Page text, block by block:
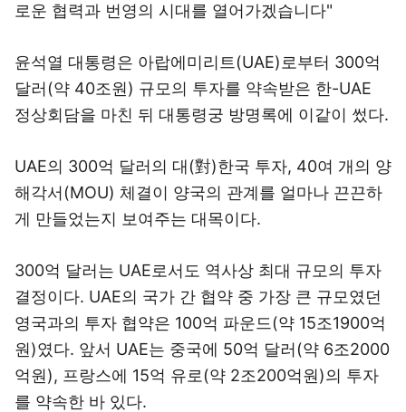
로운 협력과 번영의 시대를 열어가겠습니다"
윤석열 대통령은 아랍에미리트(UAE)로부터 300억
달러(약 40조원) 규모의 투자를 약속받은 한-UAE
정상회담을 마친 뒤 대통령궁 방명록에 이같이 썼다.
UAE의 300억 달러의 대(對)한국 투자, 40여 개의 양
해각서(MOU) 체결이 양국의 관계를 얼마나 끈끈하
게 만들었는지 보여주는 대목이다.
300억 달러는 UAE로서도 역사상 최대 규모의 투자
결정이다. UAE의 국가 간 협약 중 가장 큰 규모였던
영국과의 투자 협약은 100억 파운드(약 15조1900억
원)였다. 앞서 UAE는 중국에 50억 달러(약 6조2000
억원), 프랑스에 15억 유로(약 2조200억원)의 투자
를 약속한 바 있다.